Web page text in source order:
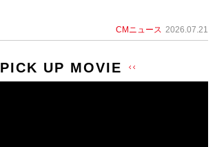
CMニュース 2026.07.21
PICK UP MOVIE